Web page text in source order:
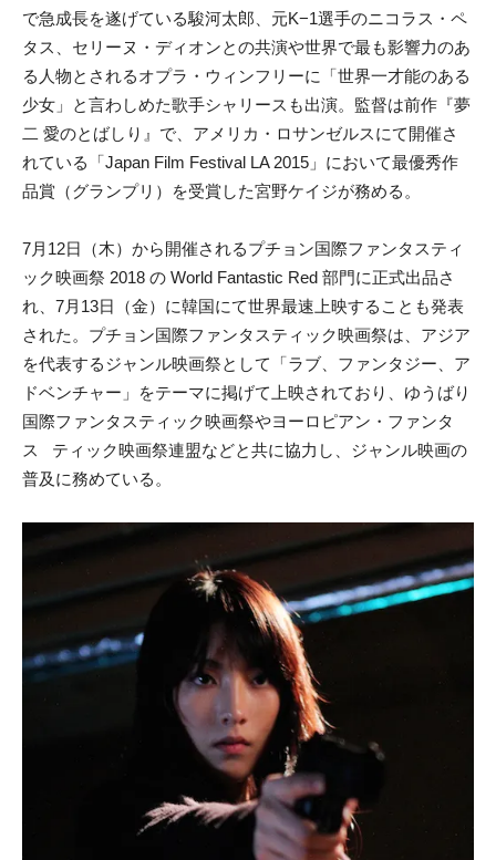
で急成長を遂げている駿河太郎、元K−1選手のニコラス・ペ
タス、セリーヌ・ディオンとの共演や世界で最も影響力のあ
る人物とされるオプラ・ウィンフリーに「世界一才能のある
少女」と言わしめた歌手シャリースも出演。監督は前作『夢
二 愛のとばしり』で、アメリカ・ロサンゼルスにて開催さ
れている「Japan Film Festival LA 2015」において最優秀作
品賞（グランプリ）を受賞した宮野ケイジが務める。
7月12日（木）から開催されるプチョン国際ファンタスティ
ック映画祭 2018 の World Fantastic Red 部門に正式出品さ
れ、7月13日（金）に韓国にて世界最速上映することも発表
された。プチョン国際ファンタスティック映画祭は、アジア
を代表するジャンル映画祭として「ラブ、ファンタジー、ア
ドベンチャー」をテーマに掲げて上映されており、ゆうばり
国際ファンタスティック映画祭やヨーロピアン・ファンタ
ス ティック映画祭連盟などと共に協力し、ジャンル映画の
普及に務めている。